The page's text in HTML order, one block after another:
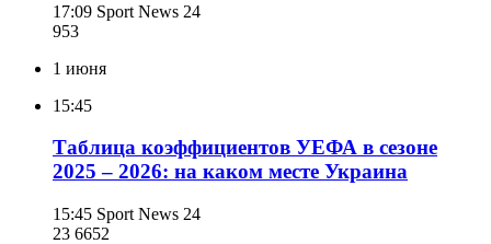
17:09 Sport News 24
953
1 июня
15:45
Таблица коэффициентов УЕФА в сезоне
2025 – 2026: на каком месте Украина
15:45 Sport News 24
23 6652